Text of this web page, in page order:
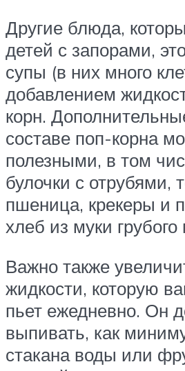
Другие блюда,
детей с запорами,
супы (в них много
добавлением
корн.
составе поп-корна
полезными, в том
булочки с отрубями,
пшеница, крекеры и
хлеб из муки
Важно также
жидкости, которую
пьет ежедневно. Он
выпивать, как
стакана воды или